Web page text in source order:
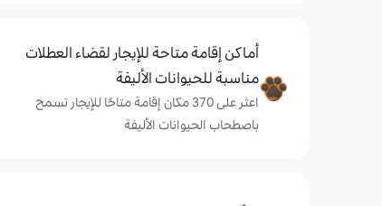
أماكن إقامة متاحة للإيجار لقضاء العطلات
مناسبة للحيوانات الأليفة
اعثر على 370 مكان إقامة متاحًا للإيجار تسمح
باصطحاب الحيوانات الأليفة